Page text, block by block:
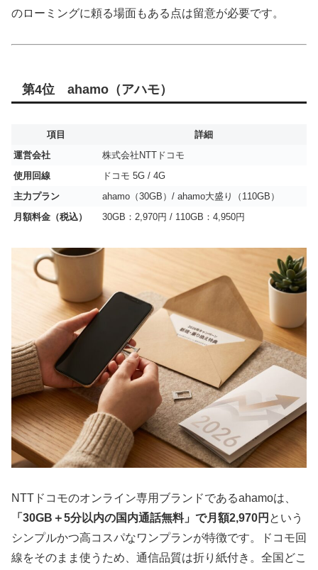
のローミングに頼る場面もある点は留意が必要です。
第4位 ahamo（アハモ）
項目
詳細
運営会社
株式会社NTTドコモ
使用回線
ドコモ 5G / 4G
主力プラン
ahamo（30GB）/ ahamo大盛り（110GB）
月額料金（税込）
30GB：2,970円 / 110GB：4,950円
NTTドコモのオンライン専用ブランドであるahamoは、
「30GB＋5分以内の国内通話無料」で月額2,970円 という
シンプルかつ高コスパなワンプランが特徴です。ドコモ回
線をそのまま使うため、通信品質は折り紙付き。全国どこ